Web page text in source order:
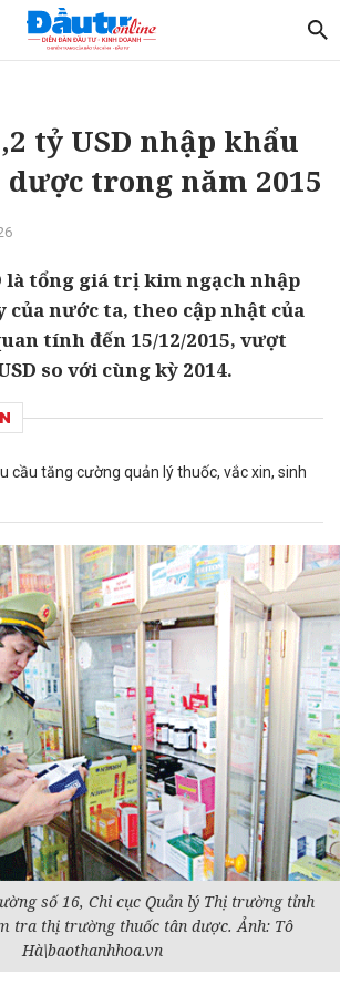
tỷ USD nhập khẩu
trong năm 2015
là tổng giá trị kim ngạch nhập
của nước ta, theo cập nhật của
tính đến 15/12/2015, vượt
so với cùng kỳ 2014.
cầu tăng cường quản lý thuốc, vắc xin, sinh
số 16, Chi cục Quản lý Thị trường tỉnh
tra thị trường thuốc tân dược. Ảnh: Tô
Hà\baothanhhoa.vn